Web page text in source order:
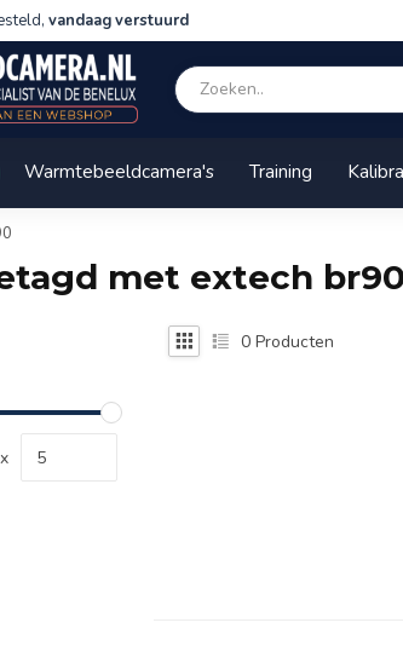
vandaag verstuurd
Warmtebeeldcamera's Training
met extech br90
0 Producten